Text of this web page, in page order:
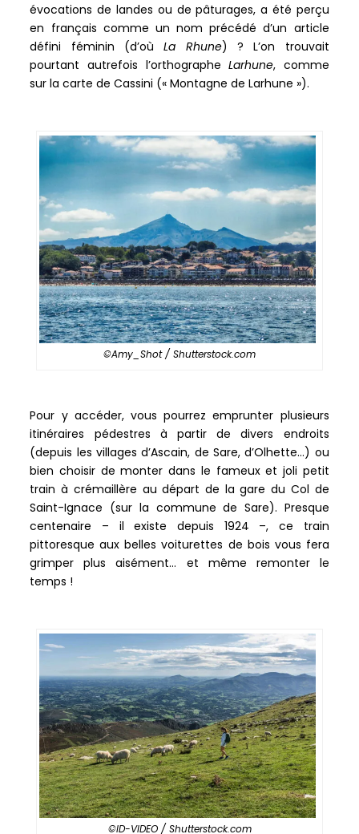
évocations de landes ou de pâturages, a été perçu
en français comme un nom précédé d’un article
défini féminin (d’oùLa Rhune) ? L’on trouvait
pourtant autrefois l’orthographeLarhune, comme
sur la carte de Cassini (« Montagne de Larhune »).
©Amy_Shot / Shutterstock.com
Pour y accéder, vous pourrez emprunter plusieurs
itinéraires pédestres à partir de divers endroits
(depuis les villages d’Ascain, de Sare, d’Olhette…) ou
bien choisir de monter dans le fameux et joli petit
train à crémaillère au départ de la gare du Col de
Saint-Ignace (sur la commune de Sare). Presque
centenaire – il existe depuis 1924 –, ce train
pittoresque aux belles voiturettes de bois vous fera
grimper plus aisément… et même remonter le
temps !
©ID-VIDEO / Shutterstock.com